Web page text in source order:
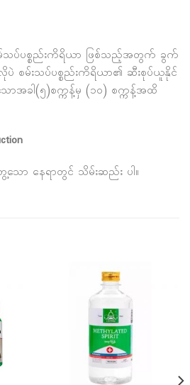
မ်သပ်ပစ္စည်းကိရိယာ ဖြစ်သည့်အတွက် ခွက်
ပဲ စမ်းသပ်ပစ္စည်းကိရိယာ၏ ဆီးစုပ်ယူနိုင်
ောအခါ(၅)စက္ကန့်မှ (၁၀) စက္ကန့်အထိ
ာ နေရာတွင် သိမ်းဆည်း ပါ။